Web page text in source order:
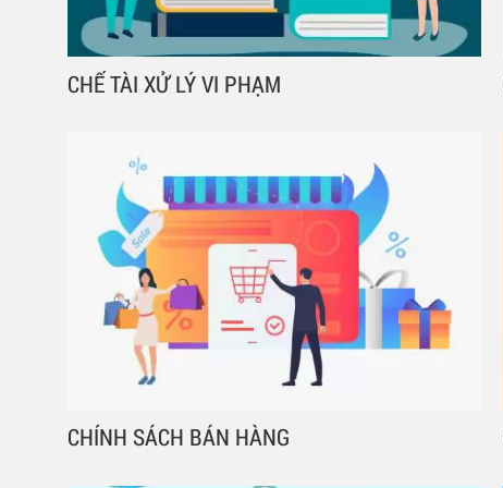
CHẾ TÀI XỬ LÝ VI PHẠM
CHÍNH SÁCH BÁN HÀNG